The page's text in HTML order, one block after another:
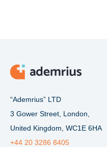
“Ademrius” LTD
3 Gower Street, London,
United Kingdom, WC1E 6HA
+44 20 3286 8405